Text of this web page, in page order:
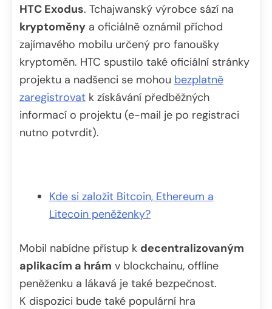
HTC Exodus. Tchajwanský výrobce sází na
kryptoměny a oficiálně oznámil příchod
zajímavého mobilu určený pro fanoušky
kryptoměn. HTC spustilo také oficiální stránky
projektu a nadšenci se mohou bezplatně
zaregistrovat k získávání předběžných
informací o projektu (e-mail je po registraci
nutno potvrdit).
Kde si založit Bitcoin, Ethereum a
Litecoin peněženky?
Mobil nabídne přístup k decentralizovaným
aplikacím a hrám v blockchainu, offline
peněženku a lákavá je také bezpečnost.
K dispozici bude také populární hra